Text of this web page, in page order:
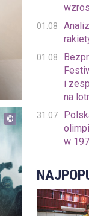
01.08
01.08
i
na
31.07
w